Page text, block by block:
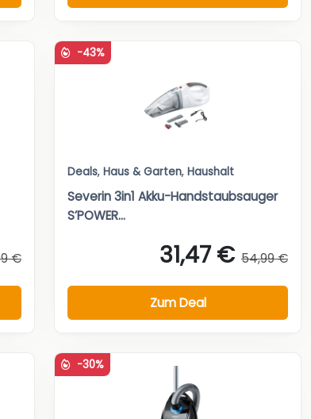
€
-43%
Deals, Haus & Garten, Haushalt
Severin 3in1 Akku-Handstaubsauger
S’POWER...
31,47 € 54,99 €
Zum Deal
-30%